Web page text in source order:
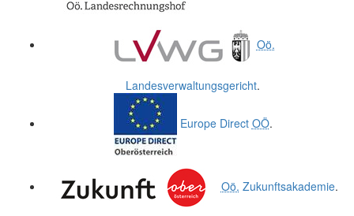
Oö.
Landesverwaltungsgericht.
Europe Direct OÖ.
Oö. Zukunftsakademie.